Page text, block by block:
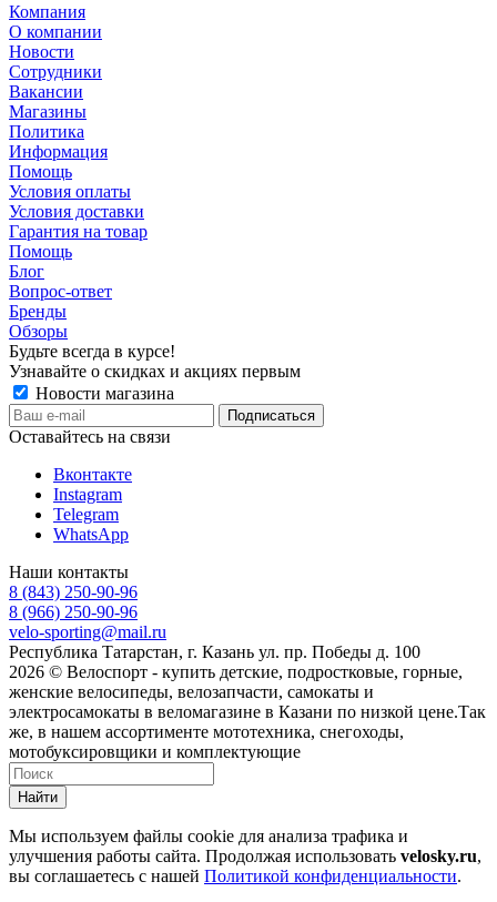
Компания
О компании
Новости
Сотрудники
Вакансии
Магазины
Политика
Информация
Помощь
Условия оплаты
Условия доставки
Гарантия на товар
Помощь
Блог
Вопрос-ответ
Бренды
Обзоры
Будьте всегда в курсе!
Узнавайте о скидках и акциях первым
Новости магазина
Оставайтесь на связи
Вконтакте
Instagram
Telegram
WhatsApp
Наши контакты
8 (843) 250-90-96
8 (966) 250-90-96
velo-sporting@mail.ru
Республика Татарстан, г. Казань ул. пр. Победы д. 100
2026 © Велоспорт - купить детские, подростковые, горные,
женские велосипеды, велозапчасти, самокаты и
электросамокаты в веломагазине в Казани по низкой цене.Так
же, в нашем ассортименте мототехника, снегоходы,
мотобуксировщики и комплектующие
Найти
Мы используем файлы cookie для анализа трафика и
улучшения работы сайта. Продолжая использовать velosky.ru,
вы соглашаетесь с нашей Политикой конфиденциальности.